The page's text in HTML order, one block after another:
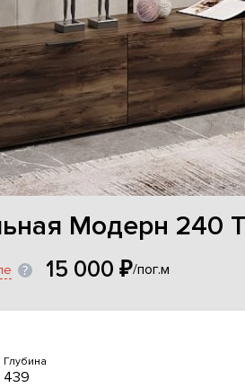
Модерн 240
15 000 ₽/пог.м
Глубина
439